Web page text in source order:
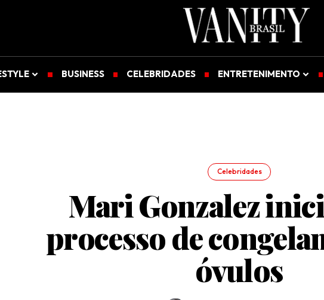
BUSINESS CELEBRIDADES ENTRETENIMENTO
Celebridades
Mari Gonzalez
processo de
óvulos